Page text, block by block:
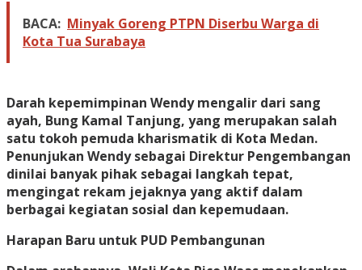
BACA: Minyak Goreng PTPN Diserbu Warga di
Kota Tua Surabaya
​Darah kepemimpinan Wendy mengalir dari sang
ayah, Bung Kamal Tanjung, yang merupakan salah
satu tokoh pemuda kharismatik di Kota Medan.
Penunjukan Wendy sebagai Direktur Pengembangan
dinilai banyak pihak sebagai langkah tepat,
mengingat rekam jejaknya yang aktif dalam
berbagai kegiatan sosial dan kepemudaan.
​Harapan Baru untuk PUD Pembangunan